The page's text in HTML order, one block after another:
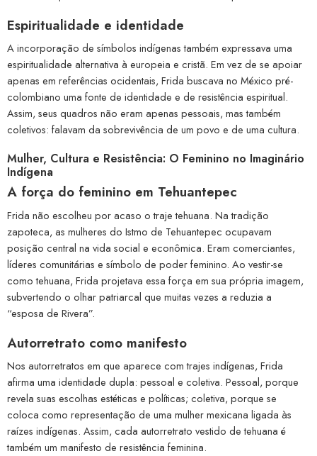
Espiritualidade e identidade
A incorporação de símbolos indígenas também expressava uma
espiritualidade alternativa à europeia e cristã. Em vez de se apoiar
apenas em referências ocidentais, Frida buscava no México pré-
colombiano uma fonte de identidade e de resistência espiritual.
Assim, seus quadros não eram apenas pessoais, mas também
coletivos: falavam da sobrevivência de um povo e de uma cultura.
Mulher, Cultura e Resistência: O Feminino no Imaginário
Indígena
A força do feminino em Tehuantepec
Frida não escolheu por acaso o traje tehuana. Na tradição
zapoteca, as mulheres do Istmo de Tehuantepec ocupavam
posição central na vida social e econômica. Eram comerciantes,
líderes comunitárias e símbolo de poder feminino. Ao vestir-se
como tehuana, Frida projetava essa força em sua própria imagem,
subvertendo o olhar patriarcal que muitas vezes a reduzia a
“esposa de Rivera”.
Autorretrato como manifesto
Nos autorretratos em que aparece com trajes indígenas, Frida
afirma uma identidade dupla: pessoal e coletiva. Pessoal, porque
revela suas escolhas estéticas e políticas; coletiva, porque se
coloca como representação de uma mulher mexicana ligada às
raízes indígenas. Assim, cada autorretrato vestido de tehuana é
também um manifesto de resistência feminina.